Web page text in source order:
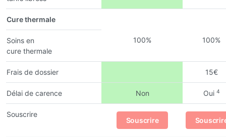
Cure thermale
Soins en
cure thermale
100% 100%
Frais de dossier 15€
Délai de carence Non Oui 4
Souscrire
Souscrire